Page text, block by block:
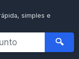
simples e
🔍